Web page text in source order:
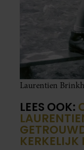
Laurentien
LEES OOK: